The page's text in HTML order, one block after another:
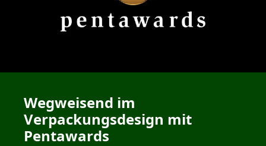
Wegweisend im
Verpackungsdesign mit
Pentawards